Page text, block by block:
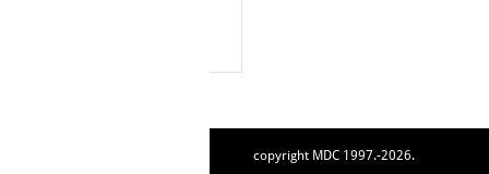
copyright MDC 1997.-2026.